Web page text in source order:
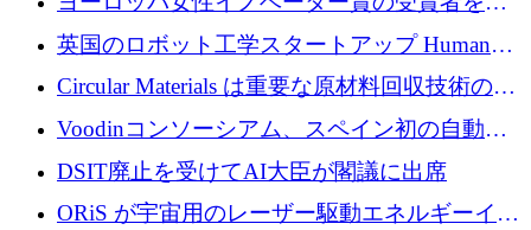
らの支援を獲得
介します
英国のロボット工学スタートアップ Humanoid
がシリーズ A 1 億 5,200 万ドルで評価額 13 億
5,000 万ドルに到達
Circular Materials は重要な原材料回収技術の拡
張に 1,180 万ユーロを確保
Voodinコンソーシアム、スペイン初の自動木
製ブレード工場の建設にEU補助金4,800万ユ
ーロを確保
DSIT廃止を受けてAI大臣が閣議に出席
ORiS が宇宙用のレーザー駆動エネルギーイン